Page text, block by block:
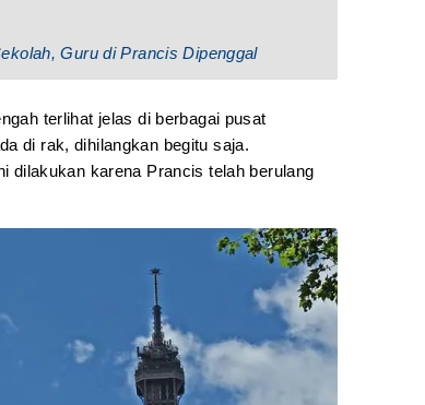
Guru di Prancis Dipenggal
terlihat jelas di berbagai pusat
di rak, dihilangkan begitu saja.
dilakukan karena Prancis telah berulang